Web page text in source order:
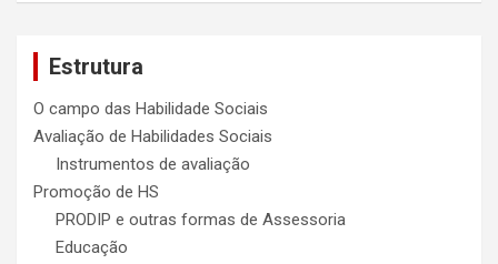
Estrutura
O campo das Habilidade Sociais
Avaliação de Habilidades Sociais
Instrumentos de avaliação
Promoção de HS
PRODIP e outras formas de Assessoria
Educação